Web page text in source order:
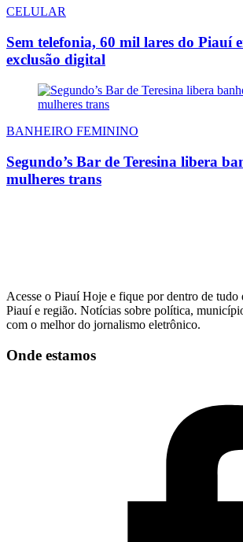
CELULAR
Sem telefonia, 60 mil lares do Piauí
exclusão digital
BANHEIRO FEMININO
Segundo’s Bar de Teresina libera
mulheres trans
Acesse o Piauí Hoje e fique por dentro de tudo
Piauí e região. Notícias sobre política,
com o melhor do jornalismo eletrônico.
Onde estamos